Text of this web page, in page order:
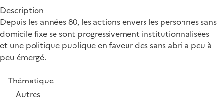
Description
Depuis les années 80, les actions envers les personnes sans
domicile fixe se sont progressivement institutionnalisées
et une politique publique en faveur des sans abri a peu à
peu émergé.
Thématique
Autres